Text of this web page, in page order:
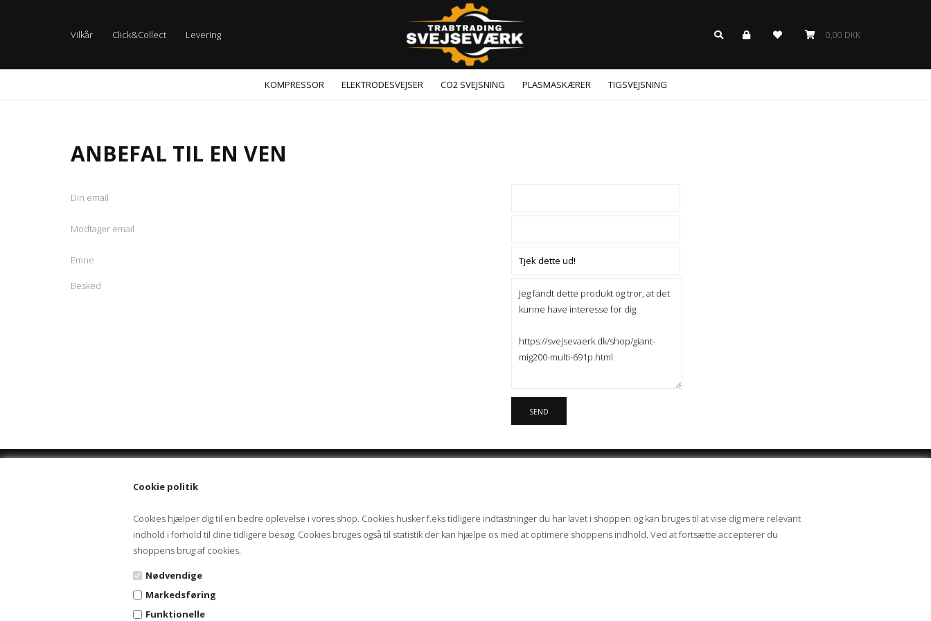
Cookie politik
Cookies hjælper dig til en bedre oplevelse i vores shop. Cookies husker f.eks tidligere indtastninger du har lavet i shoppen og kan bruges til at vise dig mere relevant
indhold i forhold til dine tidligere besøg. Cookies bruges også til statistik der kan hjælpe os med at optimere shoppens indhold. Ved at fortsætte accepterer du
shoppens brug af cookies.
Nødvendige
Markedsføring
Funktionelle
Vilkår Click&Collect Levering 0,00 DKK
KOMPRESSOR ELEKTRODESVEJSER CO2 SVEJSNING PLASMASKÆRER TIGSVEJSNING
ANBEFAL TIL EN VEN
Din email
Modtager email
Emne
Besked
LAGERADRESSE
Afhentning af varer
Fredag 8:00-11:00
mail@svejsevaerk.dk
Forside
Click&Collect
Så kan du skrive til os her, vi besvarer normalt alle henvendelser indenfor
max. 24 timer.